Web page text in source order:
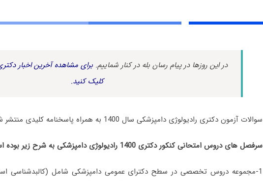
در این روزها در پیام رسان بله در کنار شماییم. برای مشاهده آخرین اخبار
کلیک کنید.
سوالات آزمون دکتری رادیولوژی دامپزشکی سال 1400 به همراه پاسخنامه کلیدی منتشر شد.
سرفصل های دروس امتحانی کنکور دکتری 1400 رادیولوژی دامپزشکی به شرح زیر بوده است:
1-مجموعه دروس تخصصی در سطح دکترای عمومی دامپزشکی شامل (کالبدشناسی